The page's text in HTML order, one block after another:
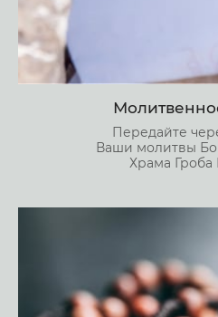
Передайте
Ваши молитвы
Храма Гроба